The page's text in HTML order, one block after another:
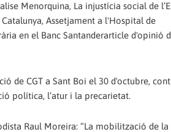
Menorquina, La injustícia social de
Assetjament a l'Hospital de
en el Banc Santanderarticle d'opinió
de CGT a Sant Boi el 30 d'octubre,
política, l’atur i la precarietat.
Raul Moreira: “La mobilització de la